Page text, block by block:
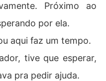
Próximo ao
por ela.
aqui faz um tempo.
tive que esperar,
pra pedir ajuda.